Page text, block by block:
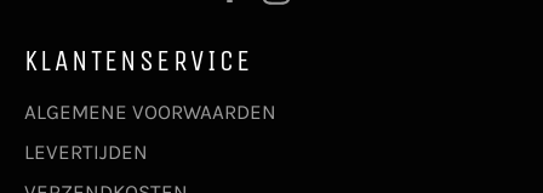
KLANTENSERVICE
ALGEMENE VOORWAARDEN
LEVERTIJDEN